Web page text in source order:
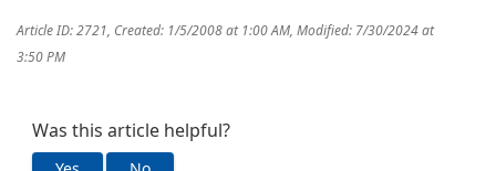
Article ID: 2721, Created: 1/5/2008 at 1:00 AM, Modified: 7/30/2024 at
3:50 PM
Was this article helpful?